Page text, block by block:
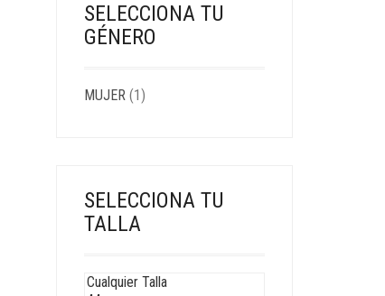
SELECCIONA TU
GÉNERO
MUJER (1)
SELECCIONA TU
TALLA